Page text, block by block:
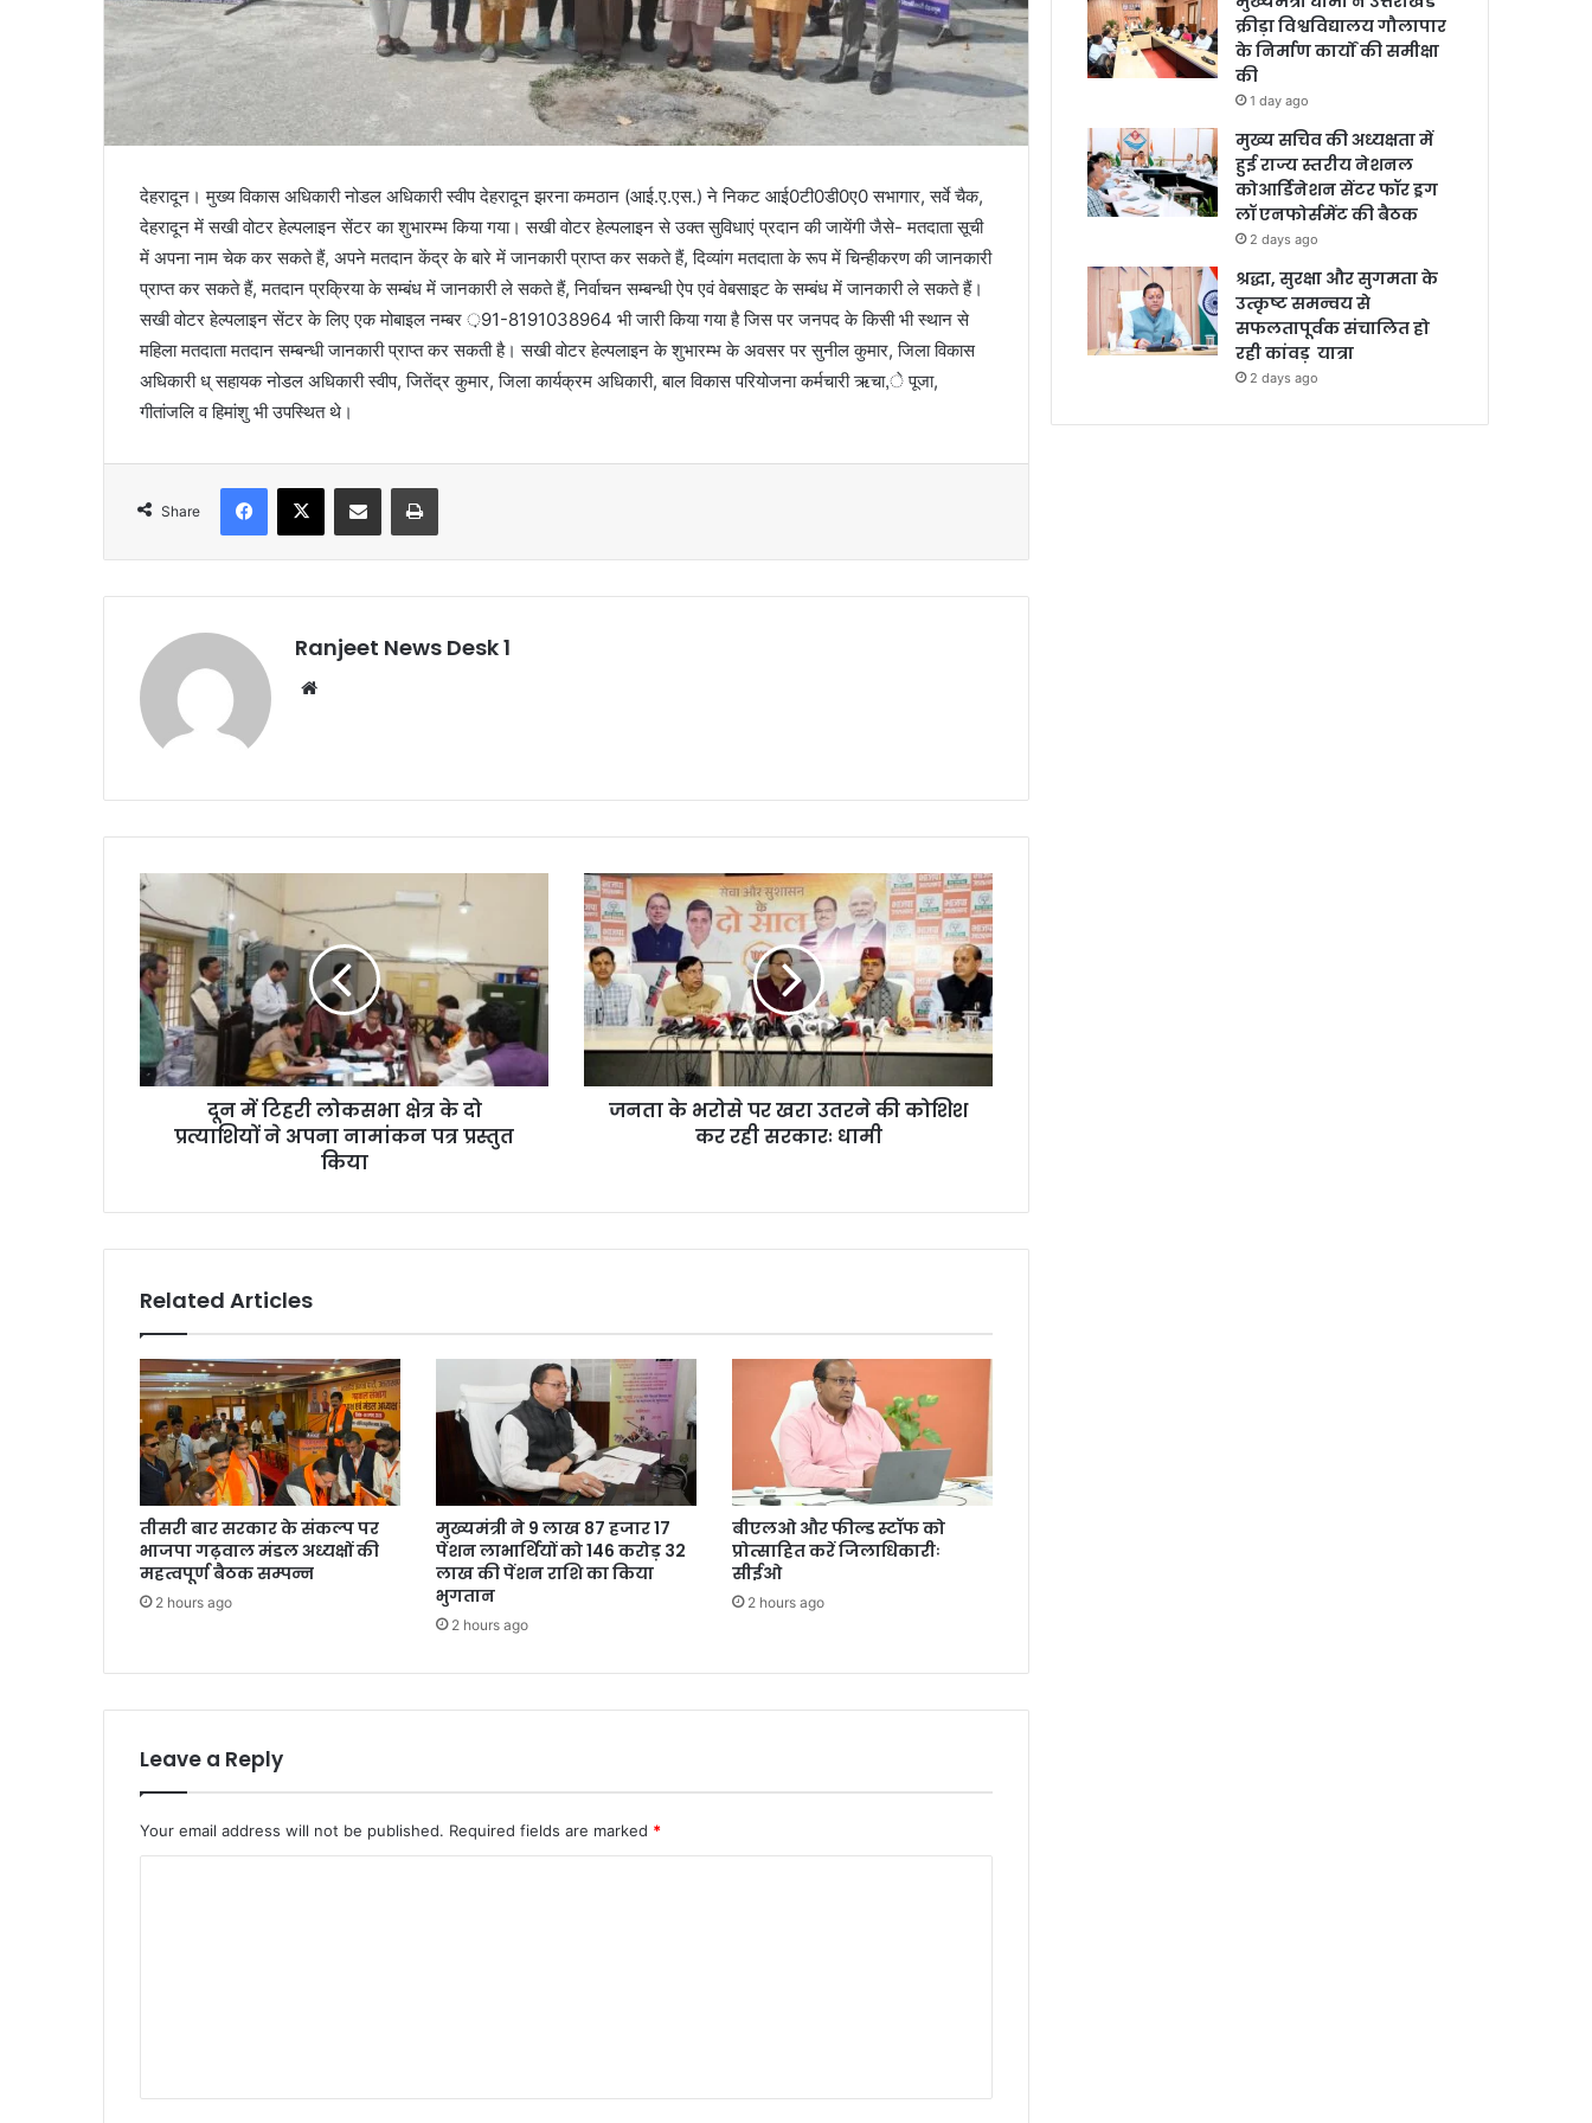
देहरादून। मुख्य विकास अधिकारी नोडल अधिकारी स्वीप देहरादून झरना कमठान (आई.ए.एस.) ने निकट आई0टी0डी0ए0 सभागार, सर्वे चैक,
देहरादून में सखी वोटर हेल्पलाइन सेंटर का शुभारम्भ किया गया। सखी वोटर हेल्पलाइन से उक्त सुविधाएं प्रदान की जायेंगी जैसे- मतदाता सूची
में अपना नाम चेक कर सकते हैं, अपने मतदान केंद्र के बारे में जानकारी प्राप्त कर सकते हैं, दिव्यांग मतदाता के रूप में चिन्हीकरण की जानकारी
प्राप्त कर सकते हैं, मतदान प्रक्रिया के सम्बंध में जानकारी ले सकते हैं, निर्वाचन सम्बन्धी ऐप एवं वेबसाइट के सम्बंध में जानकारी ले सकते हैं।
सखी वोटर हेल्पलाइन सेंटर के लिए एक मोबाइल नम्बर ़91-8191038964 भी जारी किया गया है जिस पर जनपद के किसी भी स्थान से
महिला मतदाता मतदान सम्बन्धी जानकारी प्राप्त कर सकती है। सखी वोटर हेल्पलाइन के शुभारम्भ के अवसर पर सुनील कुमार, जिला विकास
अधिकारी ध् सहायक नोडल अधिकारी स्वीप, जितेंद्र कुमार, जिला कार्यक्रम अधिकारी, बाल विकास परियोजना कर्मचारी ऋचा,े पूजा,
गीतांजलि व हिमांशु भी उपस्थित थे।
Share
Ranjeet News Desk 1
दून में टिहरी लोकसभा क्षेत्र के दो
प्रत्याशियों ने अपना नामांकन पत्र प्रस्तुत
किया
जनता के भरोसे पर खरा उतरने की कोशिश
कर रही सरकारः धामी
Related Articles
तीसरी बार सरकार के संकल्प पर
भाजपा गढ़वाल मंडल अध्यक्षों की
महत्वपूर्ण बैठक सम्पन्न
2 hours ago
मुख्यमंत्री ने 9 लाख 87 हजार 17
पेंशन लाभार्थियों को 146 करोड़ 32
लाख की पेंशन राशि का किया
भुगतान
2 hours ago
बीएलओ और फील्ड स्टॉफ को
प्रोत्साहित करें जिलाधिकारीः
सीईओ
2 hours ago
Leave a Reply
Your email address will not be published. Required fields are marked *
क्रीड़ा विश्वविद्यालय गौलापार
के निर्माण कार्यों की समीक्षा
की
1 day ago
मुख्य सचिव की अध्यक्षता में
हुई राज्य स्तरीय नेशनल
कोआर्डिनेशन सेंटर फॉर ड्रग
लॉ एनफोर्समेंट की बैठक
2 days ago
श्रद्धा, सुरक्षा और सुगमता के
उत्कृष्ट समन्वय से
सफलतापूर्वक संचालित हो
रही कांवड़ यात्रा
2 days ago